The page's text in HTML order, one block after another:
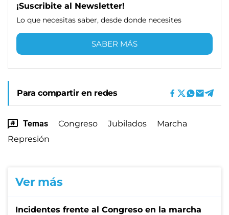
¡Suscribite al Newsletter!
Lo que necesitas saber, desde donde necesites
SABER MÁS
Para compartir en redes
Temas Congreso Jubilados
Marcha
Represión
Ver más
Incidentes frente al Congreso en la marcha